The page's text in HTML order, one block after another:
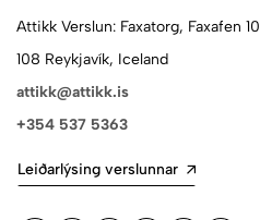
Attikk Verslun: Faxatorg, Faxafen 10
108 Reykjavík, Iceland
attikk@attikk.is
+354 537 5363
Leiðarlýsing verslunnar